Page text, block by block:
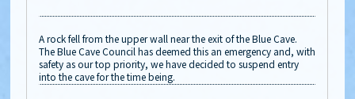
A rock fell from the upper wall near the exit of the Blue Cave.
The Blue Cave Council has deemed this an emergency and, with
safety as our top priority, we have decided to suspend entry
into the cave for the time being.